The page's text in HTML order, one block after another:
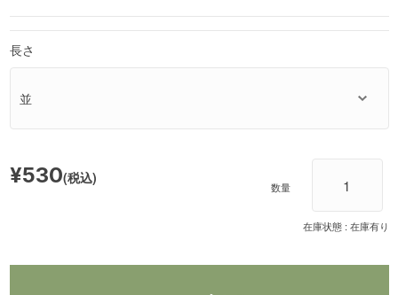
長さ
在庫状態 : 在庫有り
¥530(税込)
数量